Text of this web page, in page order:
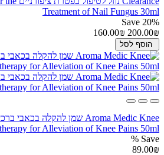
Treatment of Nail Fungus 30ml
Save 20%
200.00₪
160.00₪
הוסף לסל
for Alleviation of Knee Pains 50ml
Save %
89.00₪